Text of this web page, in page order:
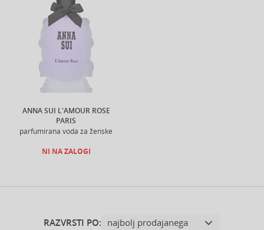
ANNA SUI L'AMOUR ROSE
PARIS
parfumirana voda za ženske
NI NA ZALOGI
RAZVRSTI PO: